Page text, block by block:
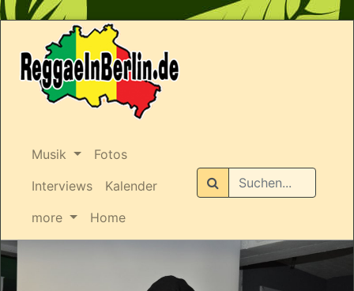
Musik
Fotos
Interviews
Kalender
more
Home
Suchen